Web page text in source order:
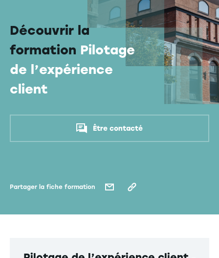
Découvrir la
formation Pilotage
de l’expérience
client
Être contacté
Partager la fiche formation